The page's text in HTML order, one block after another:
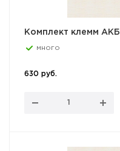
Комплект клемм
много
630 руб.